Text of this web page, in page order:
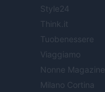
Style24
Think.it
Tuobenessere
Viaggiamo
Nonne Magazine
Milano Cortina